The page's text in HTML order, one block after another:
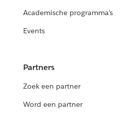
Academische programma's
Events
Partners
Zoek een partner
Word een partner